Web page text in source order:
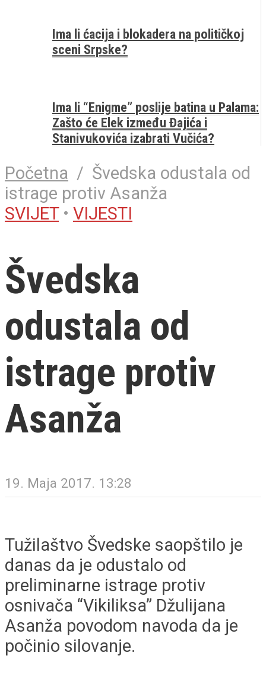
Ima li ćacija i blokadera na političkoj
sceni Srpske?
Ima li “Enigme” poslije batina u Palama:
Zašto će Elek između Đajića i
Stanivukovića izabrati Vučića?
Početna / Švedska odustala od
istrage protiv Asanža
SVIJET • VIJESTI
Švedska
odustala od
istrage protiv
Asanža
19. Maja 2017. 13:28
Tužilaštvo Švedske saopštilo je
danas da je odustalo od
preliminarne istrage protiv
osnivača “Vikiliksa” Džulijana
Asanža povodom navoda da je
počinio silovanje.